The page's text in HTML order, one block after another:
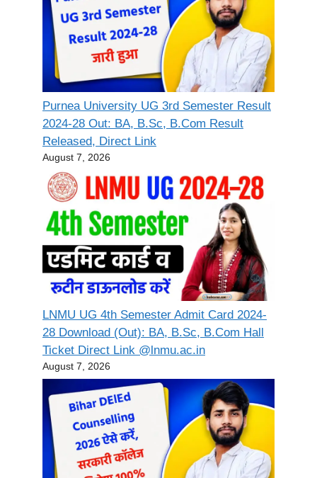
Purnea University UG 3rd Semester Result
2024-28 Out: BA, B.Sc, B.Com Result
Released, Direct Link
August 7, 2026
LNMU UG 4th Semester Admit Card 2024-
28 Download (Out): BA, B.Sc, B.Com Hall
Ticket Direct Link @lnmu.ac.in
August 7, 2026